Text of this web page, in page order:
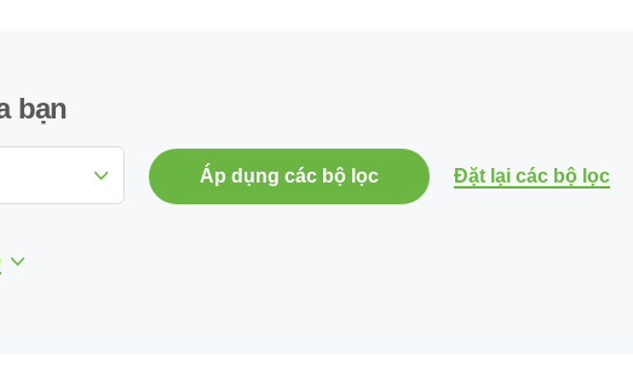
bạn
Áp dụng các bộ lọc Đặt lại các bộ lọc